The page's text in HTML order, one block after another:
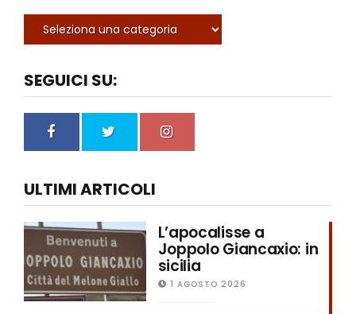
SEGUICI SU:
ULTIMI ARTICOLI
L’apocalisse a
Joppolo Giancaxio: in
sicilia
1 AGOSTO 2026